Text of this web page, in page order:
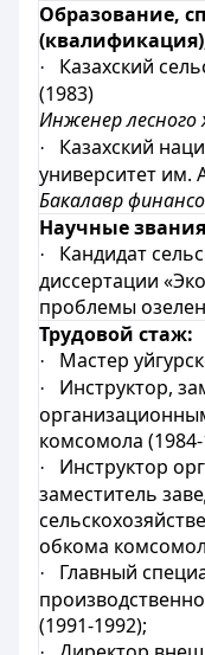
Образование,
·
Казахский
(1983)
Инженер лесного
·
Казахский
университет им.
Бакалавр
Научные
·
Кандидат
диссертации
проблемы
Трудовой стаж:
· Мастер
·
Инструктор,
комсомола (1984-
·
Инструктор
заместитель
обкома
·
Главный
(1991-1992);